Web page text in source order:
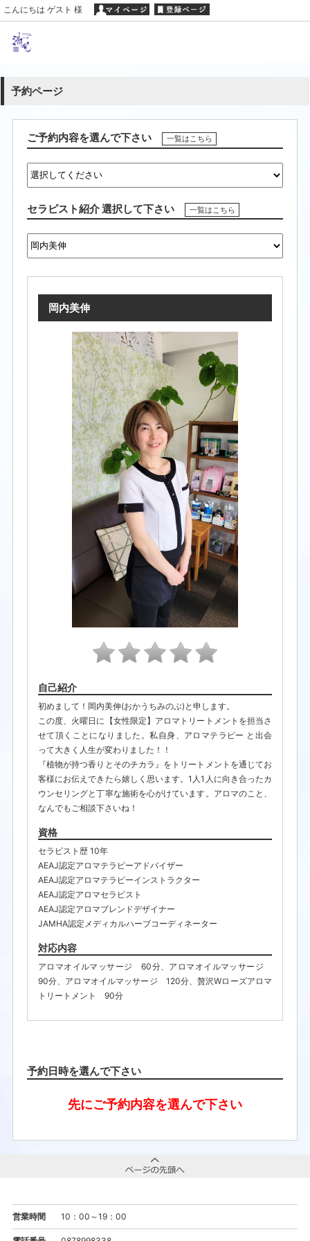
こんにちは ゲスト 様
予約ページ
ご予約内容を選んで下さい 一覧はこちら
セラピスト紹介 選択して下さい 一覧はこちら
岡内美伸
自己紹介
初めまして！岡内美伸(おかうちみのぶ)と申します。
この度、火曜日に【女性限定】アロマトリートメントを担当さ
せて頂くことになりました。私自身、アロマテラピー と出会
って大きく人生が変わりました！！
『植物が持つ香りとそのチカラ』をトリートメントを通じてお
客様にお伝えできたら嬉しく思います。1人1人に向き合ったカ
ウンセリングと丁寧な施術を心がけています。アロマのこと、
なんでもご相談下さいね！
資格
セラピスト歴 10年
AEAJ認定アロマテラピーアドバイザー
AEAJ認定アロマテラピーインストラクター
AEAJ認定アロマセラピスト
AEAJ認定アロマブレンドデザイナー
JAMHA認定メディカルハーブコーディネーター
対応内容
アロマオイルマッサージ 60分、 アロマオイルマッサージ
90分、 アロマオイルマッサージ 120分、贅沢Wローズアロマ
トリートメント 90分
予約日時を選んで下さい
先にご予約内容を選んで下さい
営業時間 10：00～19：00